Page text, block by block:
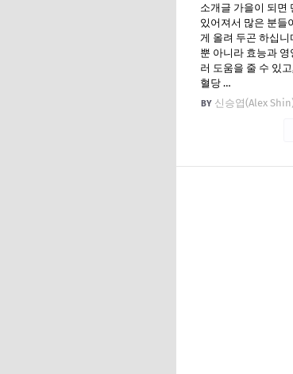
소개글 가을이 되면
있어져서 많은 분들
게 올려 두곤 하십
뿐 아니라 효능과
러 도움을 줄 수 있
혈당 …
신승엽(Alex